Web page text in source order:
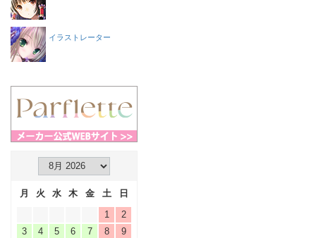
イラストレーター
月 火 水 木 金 土
日
1
2
3
4 5 6 7 8
9